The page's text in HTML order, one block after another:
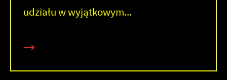
udziału w wyjątkowym...